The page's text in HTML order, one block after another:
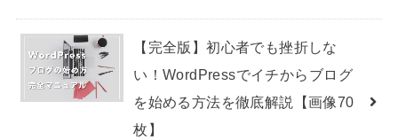
【完全版】初心者でも挫折しな
い！WordPressでイチからブログ
を始める方法を徹底解説【画像70
枚】